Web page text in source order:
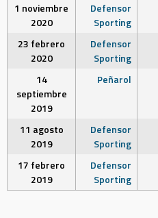
1 noviembre
2020
Defensor
Sporting
23 febrero
2020
Defensor
Sporting
14
septiembre
2019
Peñarol
11 agosto
2019
Defensor
Sporting
17 febrero
2019
Defensor
Sporting